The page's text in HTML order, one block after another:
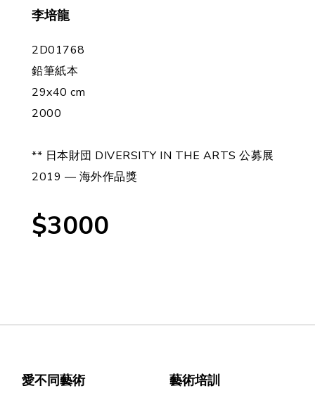
李培龍
2D01768
鉛筆紙本
29x40 cm
2000
** 日本財団 DIVERSITY IN THE ARTS 公募展
2019 — 海外作品獎
$3000
愛不同藝術 藝術培訓